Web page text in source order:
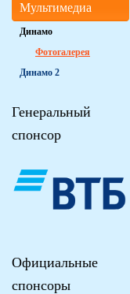
Мультимедиа
Динамо
Фотогалерея
Динамо 2
Генеральный
спонсор
Официальные
спонсоры